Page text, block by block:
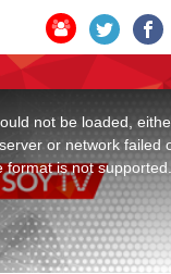
not be loaded,
or network failed
format is not supported.